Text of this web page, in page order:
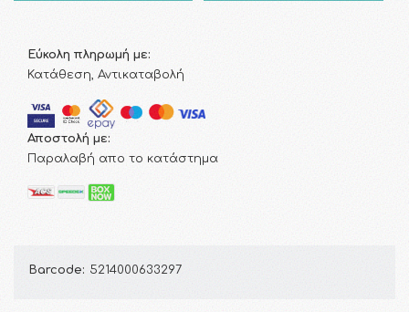
Εύκολη πληρωμή με:
Κατάθεση, Αντικαταβολή
Αποστολή με:
Παραλαβή απο το κατάστημα
Barcode: 5214000633297